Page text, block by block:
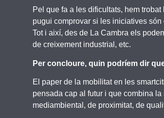
Pel que fa a les dificultats, hem
pugui comprovar si les iniciatives
Tot i així, des de La Cambra els
de creixement industrial, etc.
Per concloure, quin podríem dir
El paper de la mobilitat en les
pensada cap al futur i que combina
mediambiental, de proximitat, de